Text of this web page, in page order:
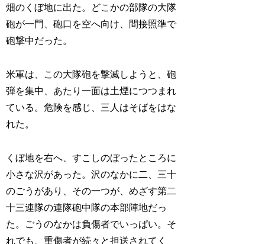
畑のくぼ地に出た。どこかの部隊の大隊
砲が一門、砲口を空へ向け、間接照準で
砲撃中だった。
米軍は、この大隊砲を撃滅しようと、砲
弾を集中、あたり一面は土煙につつまれ
ている。危険を感じ、三人はそばをはな
れた。
くぼ地を右へ、すこしのぼったところに
小さな沢があった。沢のなかに二、三十
のごうがあり、その一つが、めざす第二
十三連隊の連隊砲中隊の本部陣地だっ
た。ごうのなかは負傷者でいっぱい。そ
れでも、重傷者が続々と担送されてく